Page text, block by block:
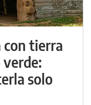
con tierra
solo